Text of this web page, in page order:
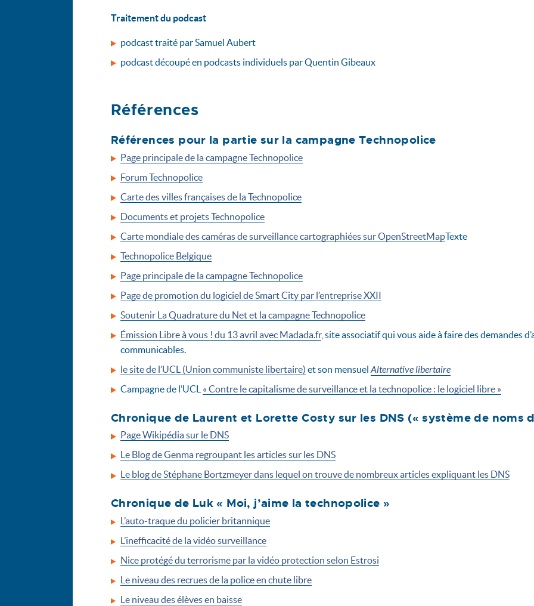
Traitement du podcast
podcast traité par Samuel Aubert
podcast découpé en podcasts individuels par Quentin Gibeaux
Références
Références pour la partie sur la campagne Technopolice
Page principale de la campagne Technopolice
Forum Technopolice
Carte des villes françaises de la Technopolice
Documents et projets Technopolice
Carte mondiale des caméras de surveillance cartographiées sur OpenStreetMapTexte
Technopolice Belgique
Page principale de la campagne Technopolice
Page de promotion du logiciel de Smart City par l’entreprise XXII
Soutenir La Quadrature du Net et la campagne Technopolice
Émission Libre à vous ! du 13 avril avec Madada.fr, site associatif qui vous aide à faire des demandes
communicables.
le site de l’UCL (Union communiste libertaire) et son mensuel Alternative libertaire
Campagne de l’UCL « Contre le capitalisme de surveillance et la technopolice : le logiciel libre »
Chronique de Laurent et Lorette Costy sur les DNS (« système de noms
Page Wikipédia sur le DNS
Le Blog de Genma regroupant les articles sur les DNS
Le blog de Stéphane Bortzmeyer dans lequel on trouve de nombreux articles expliquant les DNS
Chronique de Luk « Moi, j’aime la technopolice »
L’auto-traque du policier britannique
L’inefficacité de la vidéo surveillance
Nice protégé du terrorisme par la vidéo protection selon Estrosi
Le niveau des recrues de la police en chute libre
Le niveau des élèves en baisse